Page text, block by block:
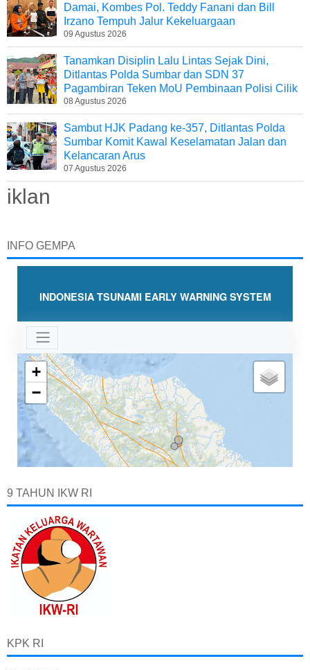
Damai, Kombes Pol. Teddy Fanani dan Bill
Irzano Tempuh Jalur Kekeluargaan
09 Agustus 2026
Tanamkan Disiplin Lalu Lintas Sejak Dini,
Ditlantas Polda Sumbar dan SDN 37
Pagambiran Teken MoU Pembinaan Polisi Cilik
08 Agustus 2026
Sambut HJK Padang ke-357, Ditlantas Polda
Sumbar Komit Kawal Keselamatan Jalan dan
Kelancaran Arus
07 Agustus 2026
iklan
INFO GEMPA
9 TAHUN IKW RI
KPK RI